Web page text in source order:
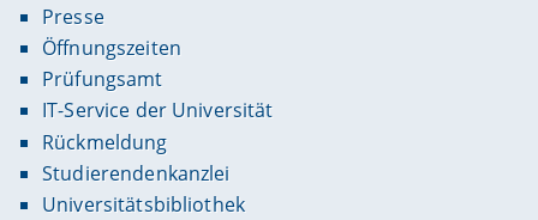
Presse
Öffnungszeiten
Prüfungsamt
IT-Service der Universität
Rückmeldung
Studierendenkanzlei
Universitätsbibliothek